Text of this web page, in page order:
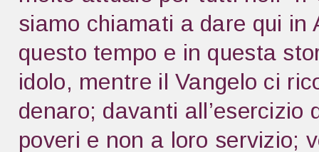
siamo chiamati a dare qui
questo tempo e in questa
idolo, mentre il Vangelo ci
denaro; davanti
poveri e non a loro servizio;